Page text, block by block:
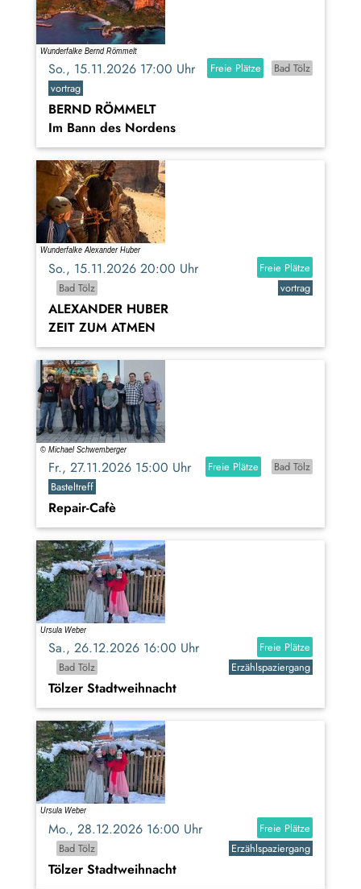
So., 15.11.2026 17:00 Uhr Freie Plätze
Bad Tölz
vortrag
BERND RÖMMELT
Im Bann des Nordens
So., 15.11.2026 20:00 Uhr
Freie Plätze
Bad Tölz
vortrag
ALEXANDER HUBER
ZEIT ZUM ATMEN
Fr., 27.11.2026 15:00 Uhr Freie Plätze
Bad Tölz
Basteltreff
Repair-Cafè
Sa., 26.12.2026 16:00 Uhr
Freie Plätze
Bad Tölz
Erzählspaziergang
Tölzer Stadtweihnacht
Mo., 28.12.2026 16:00 Uhr
Freie Plätze
Bad Tölz
Erzählspaziergang
Tölzer Stadtweihnacht